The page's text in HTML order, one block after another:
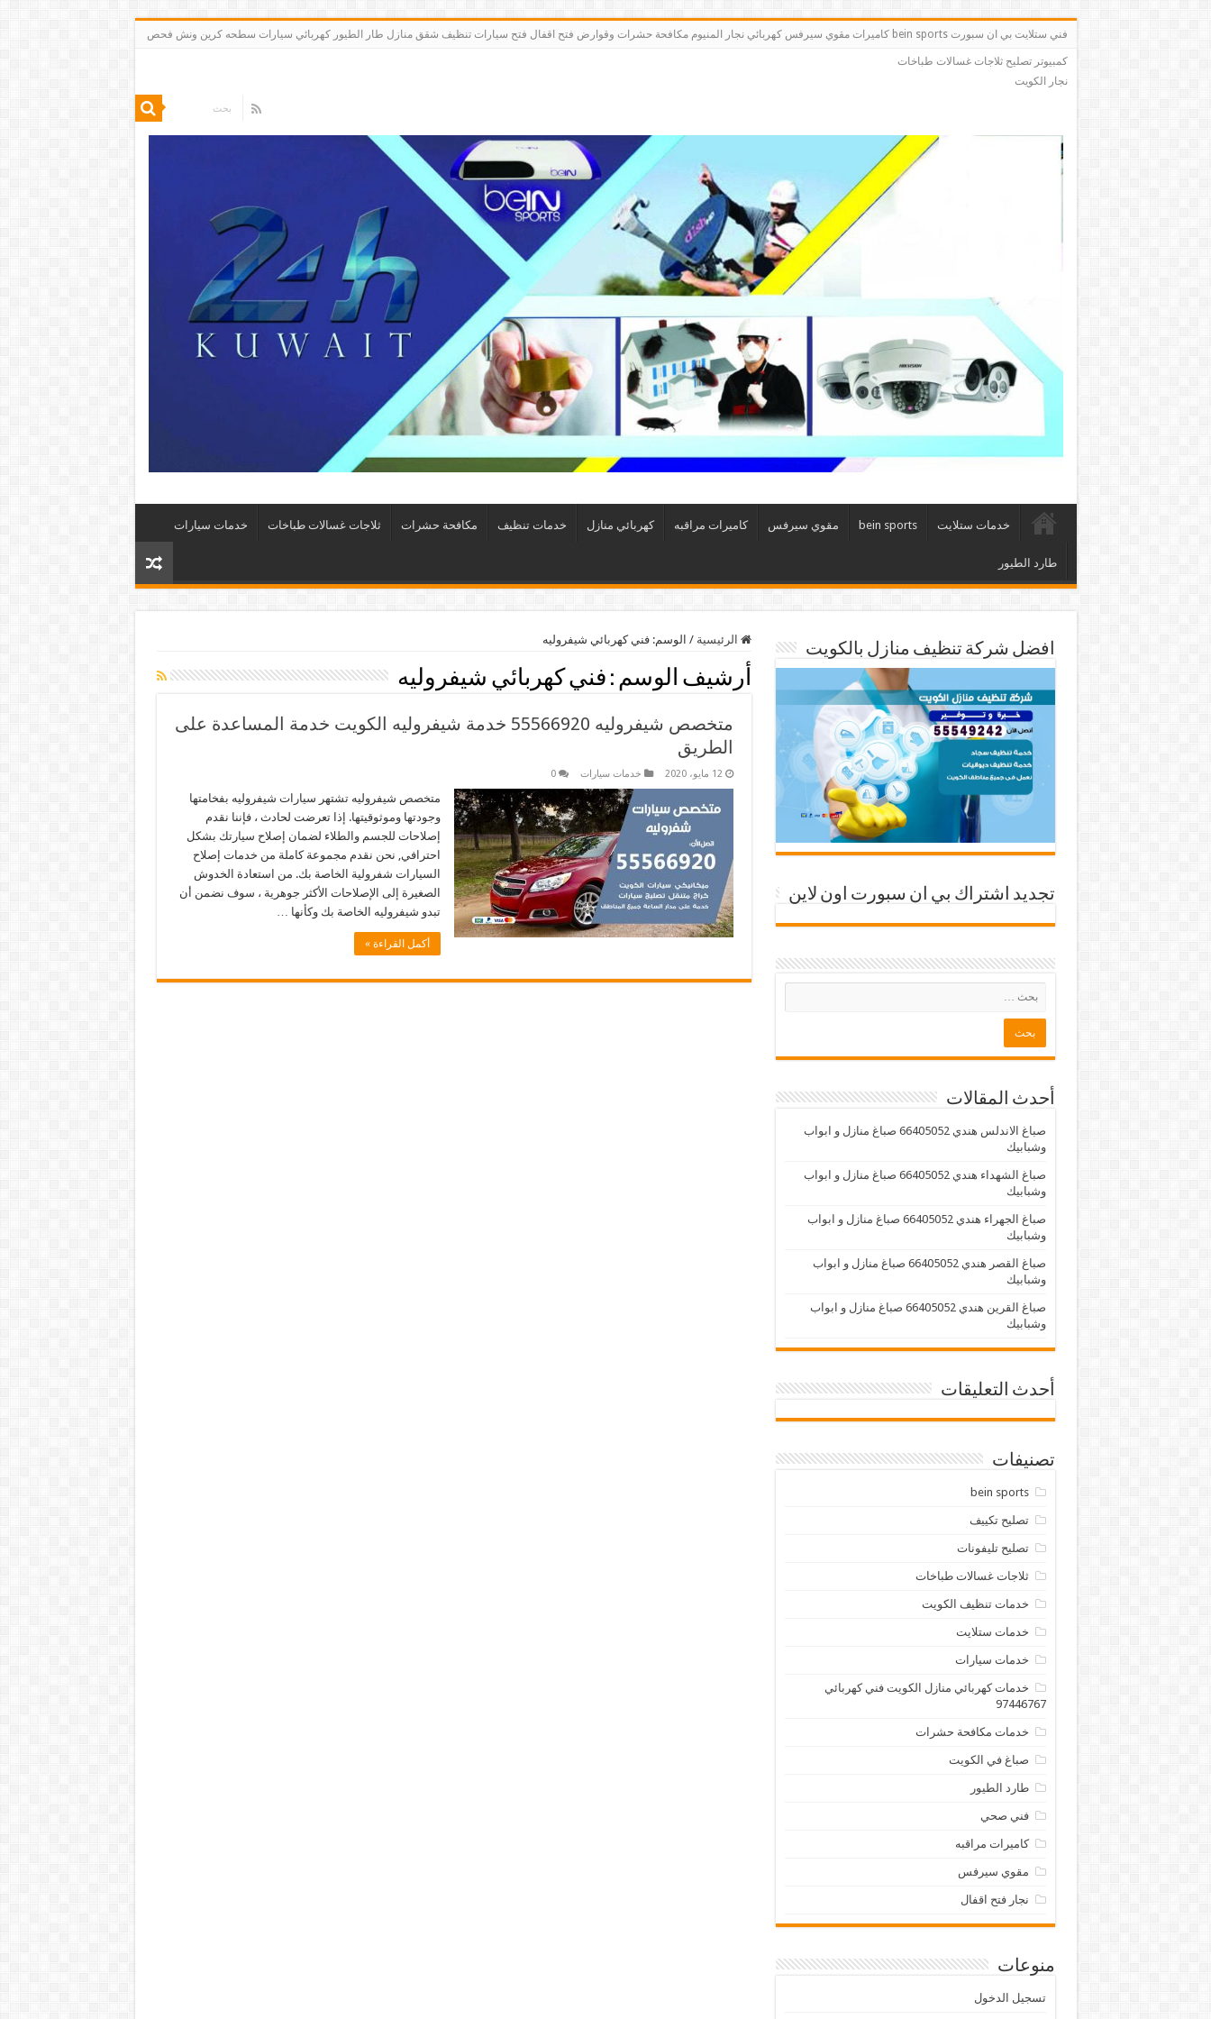
فني ستلايت بي ان سبورت bein sports كاميرات مقوي سيرفس كهربائي نجار المنيوم مكافحة حشرات وقوارض فتح اقفال فتح سيارات تنظيف شقق منازل طار الطيور كهربائي سيارات سطحه كرين ونش فحص
كمبيوتر تصليح ثلاجات غسالات طباخات
نجار الكويت
خدمات ستلايت bein sports مقوي سيرفس كاميرات مراقبه كهربائي منازل خدمات تنظيف مكافحة حشرات ثلاجات غسالات طباخات خدمات سيارات
طارد الطيور
الرئيسية / الوسم:فني كهربائي شيفروليه
أرشيف الوسم : فني كهربائي شيفروليه
متخصص شيفروليه 55566920 خدمة شيفروليه الكويت خدمة المساعدة على
الطريق
12 مايو، 2020 خدمات سيارات 0
متخصص شيفروليه تشتهر سيارات شيفروليه بفخامتها
وجودتها وموثوقيتها. إذا تعرضت لحادث ، فإننا نقدم
إصلاحات للجسم والطلاء لضمان إصلاح سيارتك بشكل
احترافي, نحن نقدم مجموعة كاملة من خدمات إصلاح
السيارات شفرولية الخاصة بك. من استعادة الخدوش
الصغيرة إلى الإصلاحات الأكثر جوهرية ، سوف نضمن أن
تبدو شيفروليه الخاصة بك وكأنها …
أكمل القراءة »
افضل شركة تنظيف منازل بالكويت
تجديد اشتراك بي ان سبورت اون لاين
أحدث المقالات
صباغ الاندلس هندي 66405052 صباغ منازل و ابواب
وشبابيك
صباغ الشهداء هندي 66405052 صباغ منازل و ابواب
وشبابيك
صباغ الجهراء هندي 66405052 صباغ منازل و ابواب
وشبابيك
صباغ القصر هندي 66405052 صباغ منازل و ابواب
وشبابيك
صباغ القرين هندي 66405052 صباغ منازل و ابواب
وشبابيك
أحدث التعليقات
تصنيفات
bein sports
تصليح تكييف
تصليح تليفونات
ثلاجات غسالات طباخات
خدمات تنظيف الكويت
خدمات ستلايت
خدمات سيارات
خدمات كهربائي منازل الكويت فني كهربائي
97446767
خدمات مكافحة حشرات
صباغ في الكويت
طارد الطيور
فني صحي
كاميرات مراقبه
مقوي سيرفس
نجار فتح اقفال
منوعات
تسجيل الدخول